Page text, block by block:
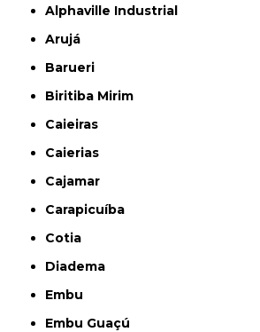
Alphaville Industrial
Arujá
Barueri
Biritiba Mirim
Caieiras
Caierias
Cajamar
Carapicuíba
Cotia
Diadema
Embu
Embu Guaçú